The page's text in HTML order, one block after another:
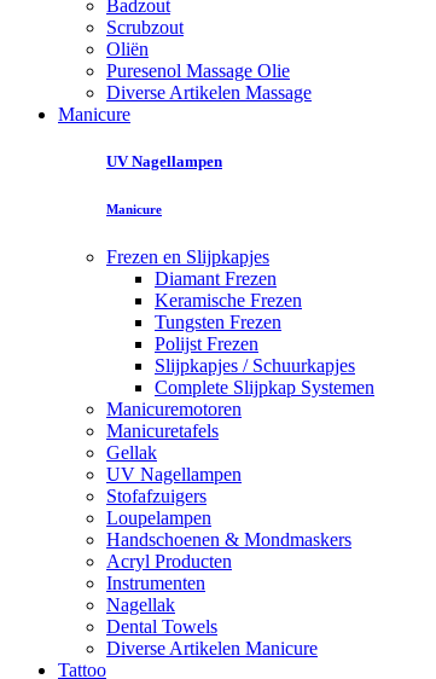
Badzout
Scrubzout
Oliën
Puresenol Massage Olie
Diverse Artikelen Massage
Manicure
UV Nagellampen
Manicure
Frezen en Slijpkapjes
Diamant Frezen
Keramische Frezen
Tungsten Frezen
Polijst Frezen
Slijpkapjes / Schuurkapjes
Complete Slijpkap Systemen
Manicuremotoren
Manicuretafels
Gellak
UV Nagellampen
Stofafzuigers
Loupelampen
Handschoenen & Mondmaskers
Acryl Producten
Instrumenten
Nagellak
Dental Towels
Diverse Artikelen Manicure
Tattoo